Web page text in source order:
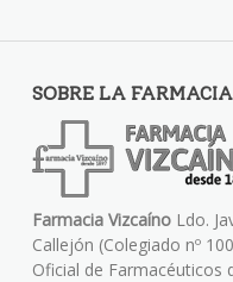
SOBRE LA FARMACIA
Farmacia Vizcaíno Ldo.
Callejón (Colegiado nº
Oficial de Farmacéuticos